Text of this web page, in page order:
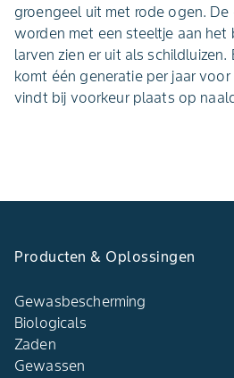
groengeel uit met rode ogen. De
worden met een steeltje aan
larven zien er uit als schildluizen.
komt één generatie per jaar
vindt bij voorkeur plaats op
Producten & Oplossingen
Gewasbescherming
Biologicals
Zaden
Gewassen